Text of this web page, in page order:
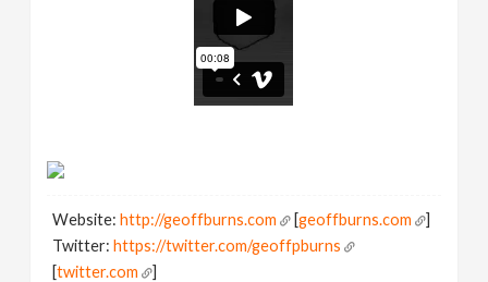
Website:http://geoffburns.com [geoffburns.com
]
Twitter:https://twitter.com/geoffpburns
[twitter.com
]